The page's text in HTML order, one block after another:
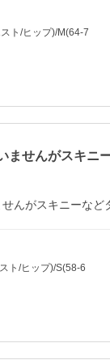
ト/ヒップ)/M(64-7
ませんがスキニ
んがスキニーな
ト/ヒップ)/S(58-6